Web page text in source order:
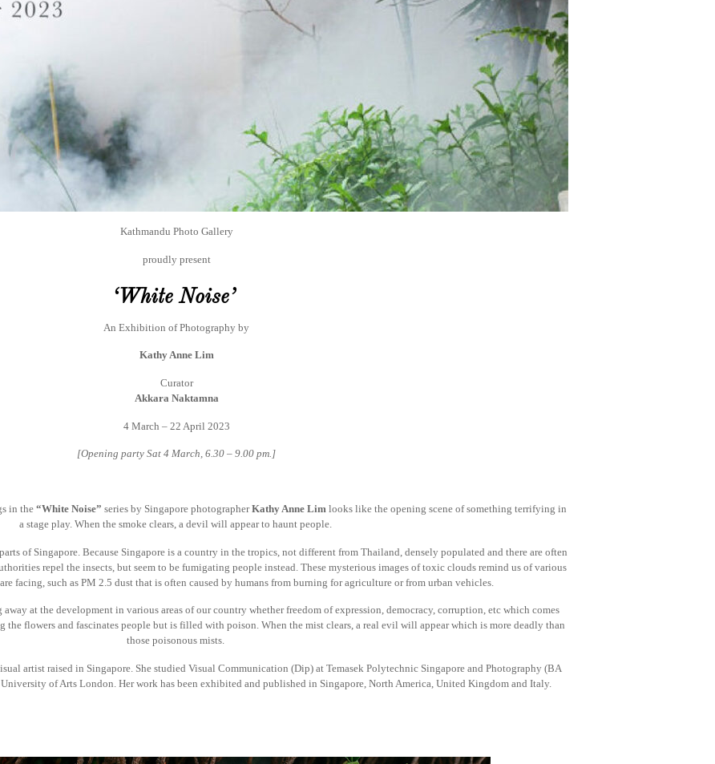
Kathmandu Photo Gallery
proudly present
‘White Noise’
An Exhibition of Photography by
Kathy Anne Lim
Curator
Akkara Naktamna
4 March – 22 April 2023
[Opening party Sat 4 March, 6.30 – 9.00 pm.]
in the “White Noise” series by Singapore photographerKathy Anne Limlooks like the opening scene of something terrifying in
a stage play. When the smoke clears, a devil will appear to haunt people.
of Singapore. Because Singapore is a country in the tropics, not different from Thailand, densely populated and there are often
repel the insects, but seem to be fumigating people instead. These mysterious images of toxic clouds remind us of various
facing, such as PM 2.5 dust that is often caused by humans from burning for agriculture or from urban vehicles.
at the development in various areas of our country whether freedom of expression, democracy, corruption, etc which comes
flowers and fascinates people but is filled with poison. When the mist clears, a real evil will appear which is more deadly than
those poisonous mists.
artist raised in Singapore. She studied Visual Communication (Dip) at Temasek Polytechnic Singapore and Photography (BA
of Arts London. Her work has been exhibited and published in Singapore, North America, United Kingdom and Italy.